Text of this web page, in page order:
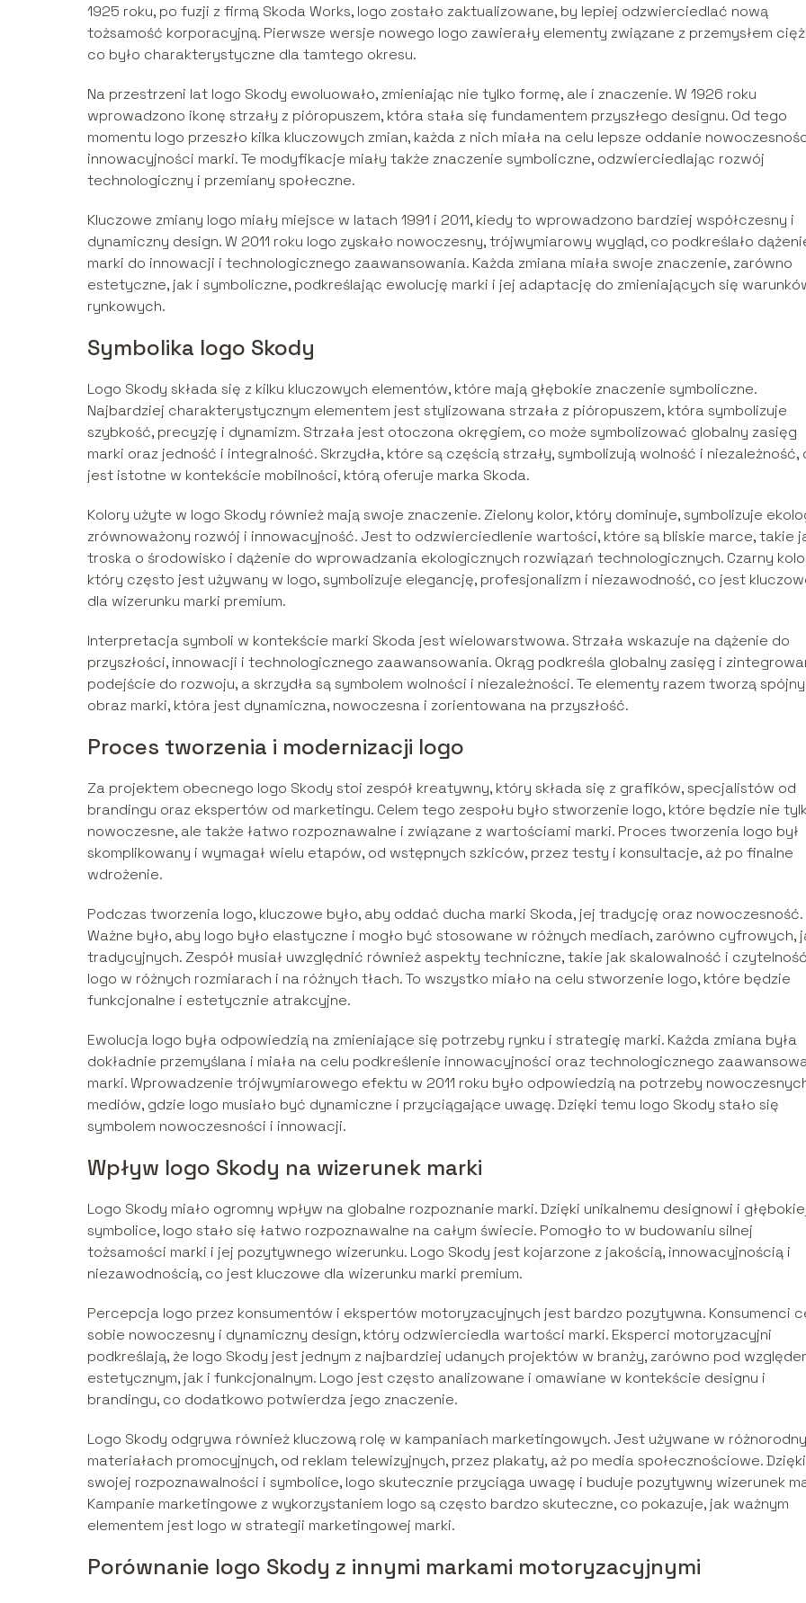
1925 roku, po fuzji z firmą Skoda Works, logo zostało zaktualizowane, by lepiej odzwierciedlać nową
tożsamość korporacyjną. Pierwsze wersje nowego logo zawierały elementy związane z przemysłem
co było charakterystyczne dla tamtego okresu.
Na przestrzeni lat logo Skody ewoluowało, zmieniając nie tylko formę, ale i znaczenie. W 1926 roku
wprowadzono ikonę strzały z pióropuszem, która stała się fundamentem przyszłego designu. Od tego
momentu logo przeszło kilka kluczowych zmian, każda z nich miała na celu lepsze oddanie
innowacyjności marki. Te modyfikacje miały także znaczenie symboliczne, odzwierciedlając rozwój
technologiczny i przemiany społeczne.
Kluczowe zmiany logo miały miejsce w latach 1991 i 2011, kiedy to wprowadzono bardziej współczesny i
dynamiczny design. W 2011 roku logo zyskało nowoczesny, trójwymiarowy wygląd, co podkreślało
marki do innowacji i technologicznego zaawansowania. Każda zmiana miała swoje znaczenie, zarówno
estetyczne, jak i symboliczne, podkreślając ewolucję marki i jej adaptację do zmieniających się
rynkowych.
Symbolika logo Skody
Logo Skody składa się z kilku kluczowych elementów, które mają głębokie znaczenie symboliczne.
Najbardziej charakterystycznym elementem jest stylizowana strzała z pióropuszem, która symbolizuje
szybkość, precyzję i dynamizm. Strzała jest otoczona okręgiem, co może symbolizować globalny zasięg
marki oraz jedność i integralność. Skrzydła, które są częścią strzały, symbolizują wolność i niezależność,
jest istotne w kontekście mobilności, którą oferuje marka Skoda.
Kolory użyte w logo Skody również mają swoje znaczenie. Zielony kolor, który dominuje, symbolizuje
zrównoważony rozwój i innowacyjność. Jest to odzwierciedlenie wartości, które są bliskie marce, takie
troska o środowisko i dążenie do wprowadzania ekologicznych rozwiązań technologicznych. Czarny
który często jest używany w logo, symbolizuje elegancję, profesjonalizm i niezawodność, co jest
dla wizerunku marki premium.
Interpretacja symboli w kontekście marki Skoda jest wielowarstwowa. Strzała wskazuje na dążenie do
przyszłości, innowacji i technologicznego zaawansowania. Okrąg podkreśla globalny zasięg i
podejście do rozwoju, a skrzydła są symbolem wolności i niezależności. Te elementy razem tworzą spójny
obraz marki, która jest dynamiczna, nowoczesna i zorientowana na przyszłość.
Proces tworzenia i modernizacji logo
Za projektem obecnego logo Skody stoi zespół kreatywny, który składa się z grafików, specjalistów od
brandingu oraz ekspertów od marketingu. Celem tego zespołu było stworzenie logo, które będzie nie
nowoczesne, ale także łatwo rozpoznawalne i związane z wartościami marki. Proces tworzenia logo był
skomplikowany i wymagał wielu etapów, od wstępnych szkiców, przez testy i konsultacje, aż po finalne
wdrożenie.
Podczas tworzenia logo, kluczowe było, aby oddać ducha marki Skoda, jej tradycję oraz nowoczesność.
Ważne było, aby logo było elastyczne i mogło być stosowane w różnych mediach, zarówno cyfrowych,
tradycyjnych. Zespół musiał uwzględnić również aspekty techniczne, takie jak skalowalność i czytelność
logo w różnych rozmiarach i na różnych tłach. To wszystko miało na celu stworzenie logo, które będzie
funkcjonalne i estetycznie atrakcyjne.
Ewolucja logo była odpowiedzią na zmieniające się potrzeby rynku i strategię marki. Każda zmiana była
dokładnie przemyślana i miała na celu podkreślenie innowacyjności oraz technologicznego
marki. Wprowadzenie trójwymiarowego efektu w 2011 roku było odpowiedzią na potrzeby
mediów, gdzie logo musiało być dynamiczne i przyciągające uwagę. Dzięki temu logo Skody stało się
symbolem nowoczesności i innowacji.
Wpływ logo Skody na wizerunek marki
Logo Skody miało ogromny wpływ na globalne rozpoznanie marki. Dzięki unikalnemu designowi i
symbolice, logo stało się łatwo rozpoznawalne na całym świecie. Pomogło to w budowaniu silnej
tożsamości marki i jej pozytywnego wizerunku. Logo Skody jest kojarzone z jakością, innowacyjnością i
niezawodnością, co jest kluczowe dla wizerunku marki premium.
Percepcja logo przez konsumentów i ekspertów motoryzacyjnych jest bardzo pozytywna. Konsumenci
sobie nowoczesny i dynamiczny design, który odzwierciedla wartości marki. Eksperci motoryzacyjni
podkreślają, że logo Skody jest jednym z najbardziej udanych projektów w branży, zarówno pod
estetycznym, jak i funkcjonalnym. Logo jest często analizowane i omawiane w kontekście designu i
brandingu, co dodatkowo potwierdza jego znaczenie.
Logo Skody odgrywa również kluczową rolę w kampaniach marketingowych. Jest używane w
materiałach promocyjnych, od reklam telewizyjnych, przez plakaty, aż po media społecznościowe. Dzięki
swojej rozpoznawalności i symbolice, logo skutecznie przyciąga uwagę i buduje pozytywny wizerunek
Kampanie marketingowe z wykorzystaniem logo są często bardzo skuteczne, co pokazuje, jak ważnym
elementem jest logo w strategii marketingowej marki.
Porównanie logo Skody z innymi markami motoryzacyjnymi